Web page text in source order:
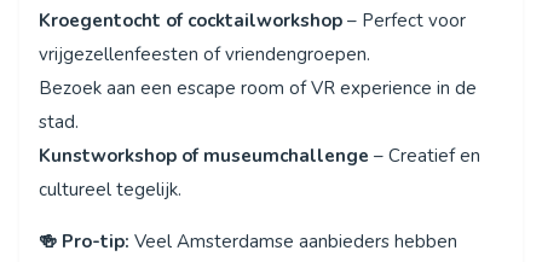
Kroegentocht of cocktailworkshop – Perfect voor
vrijgezellenfeesten of vriendengroepen.
Bezoek aan een escape room of VR experience in de
stad.
Kunstworkshop of museumchallenge – Creatief en
cultureel tegelijk.
🍻 Pro-tip: Veel Amsterdamse aanbieders hebben